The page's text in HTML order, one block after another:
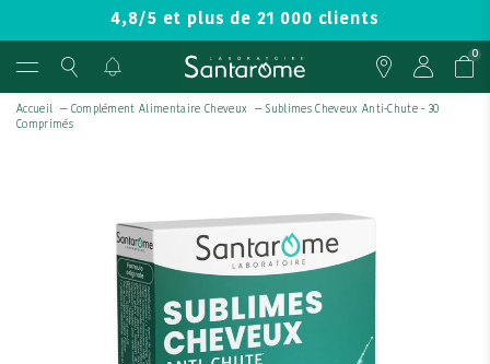
4,8/5 et plus de 21 000 clients
0
Accueil — Complément Alimentaire Cheveux — Sublimes Cheveux Anti-Chute - 30
Comprimés